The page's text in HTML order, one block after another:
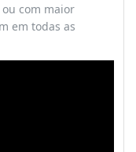
com maior
em todas as